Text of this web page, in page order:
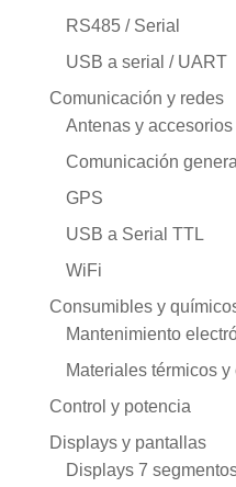
RS485 / Serial
USB a serial / UART
Comunicación y redes
Antenas y accesorios
Comunicación general
GPS
USB a Serial TTL
WiFi
Consumibles y
Mantenimiento
Materiales térmicos
Control y potencia
Displays y pantallas
Displays 7